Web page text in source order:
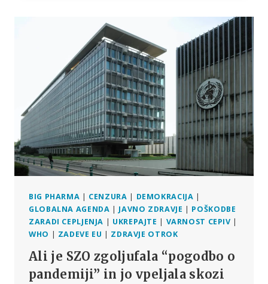
MADRIDU
RAZPRAVLJALI
O
UMETNI
INTELIGENCI
IN
SODOBNI
VOJNI
BIG PHARMA | CENZURA | DEMOKRACIJA |
GLOBALNA AGENDA | JAVNO ZDRAVJE | POŠKODBE
ZARADI CEPLJENJA | UKREPAJTE | VARNOST CEPIV |
WHO | ZADEVE EU | ZDRAVJE OTROK
Ali je SZO zgoljufala “pogodbo o
pandemiji” in jo vpeljala skozi